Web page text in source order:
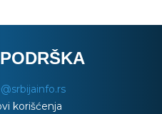
korišćenja